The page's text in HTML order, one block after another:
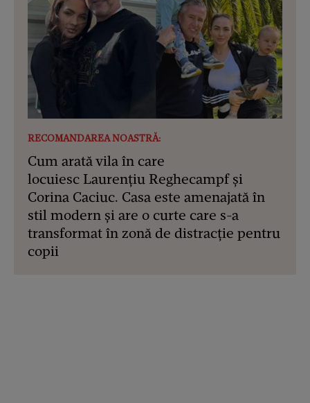
RECOMANDAREA NOASTRĂ:
Cum arată vila în care
locuiesc Laurențiu Reghecampf și
Corina Caciuc. Casa este amenajată în
stil modern și are o curte care s-a
transformat în zonă de distracție pentru
copii